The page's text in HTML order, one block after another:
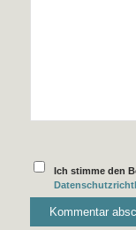
Ich stimme den